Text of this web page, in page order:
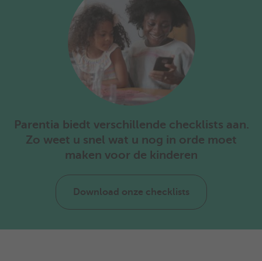
Parentia biedt verschillende checklists aan.
Zo weet u snel wat u nog in orde moet
maken voor de kinderen
Download onze checklists